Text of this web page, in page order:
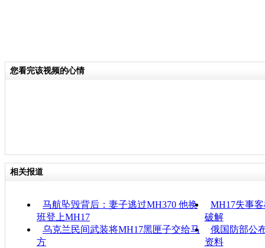
您看完该视频的心情
相关报道
马航坠毁背后：妻子逃过MH370 他换
班登上MH17
MH17失事
破解
乌克兰民间武装将MH17黑匣子交给马
方
俄国防部公
资料